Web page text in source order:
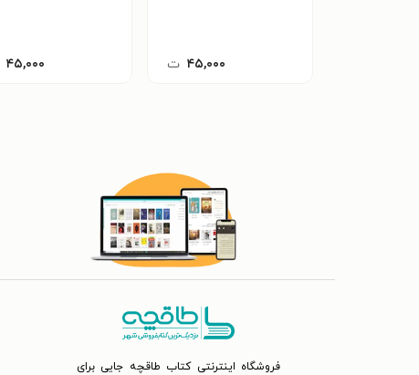
۴۵,۰۰۰ ت ۴۵,۰۰۰
فروشگاه اینترنتی کتاب طاقچه جایی برای